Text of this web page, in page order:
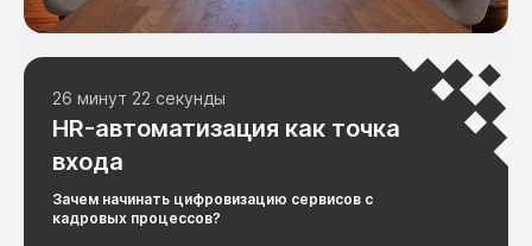
26 минут 22 секунды
HR-автоматизация как точка
входа
Зачем начинать цифровизацию сервисов с
кадровых процессов?